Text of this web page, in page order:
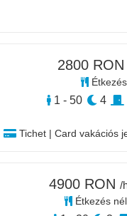
Tichet | Card vakációs
2800 RON
1 - 50 4
4900 RON /
Étkezés